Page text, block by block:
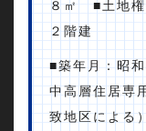
８㎡ ■土地
２階建
■築年月：昭
中高層住居専
致地区による）